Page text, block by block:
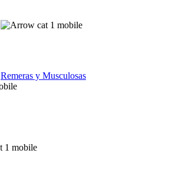
Remeras y Musculosas